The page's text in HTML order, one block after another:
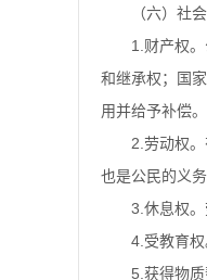
（六）社
1.财产权
和继承权；国
用并给予补偿。
2.劳动权
也是公民的义务
3.休息权。
4.受教育
5.获得物